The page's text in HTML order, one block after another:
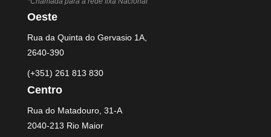
Oeste
Rua da Quinta do Gervasio 1A,
2640-390
(+351) 261 813 830
Centro
Rua do Matadouro, 31-A
2040-213 Rio Maior